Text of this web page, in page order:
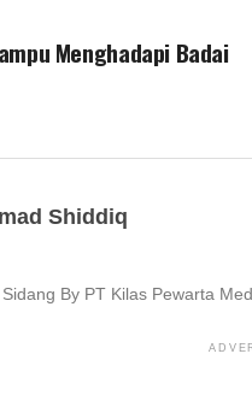
Menghadapi Badai
Shiddiq
By PT Kilas Pewarta